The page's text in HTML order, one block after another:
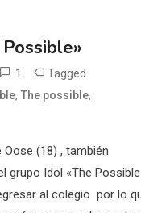
1 Tagged
,The possible,
(18) , también
grupo Idol «The
al colegio por lo